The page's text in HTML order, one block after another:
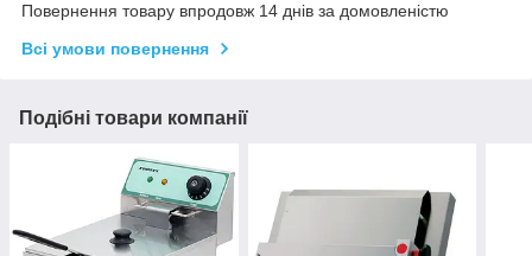
Повернення товару впродовж 14 днів за домовленістю
Всі умови повернення
Подібні товари компанії